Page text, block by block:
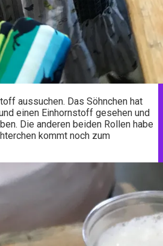
aussuchen. Das Söhnchen hat
einen Einhornstoff gesehen und
Die anderen beiden Rollen habe
kommt noch zum